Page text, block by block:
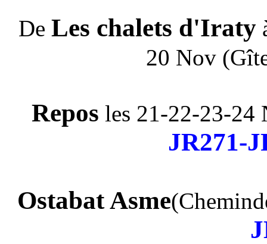
De Les chalets d'Iraty
20 Nov
Repos les 21-22-23-24
JR271-
Ostabat Asme